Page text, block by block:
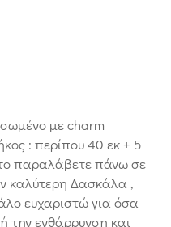
με charm
: περίπου 40 εκ + 5
παραλάβετε πάνω σε
καλύτερη Δασκάλα ,
ευχαριστώ για όσα
την ενθάρρυνση και